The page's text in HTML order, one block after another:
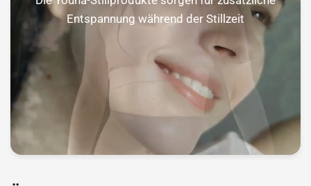
Entspannung während der Stillzeit